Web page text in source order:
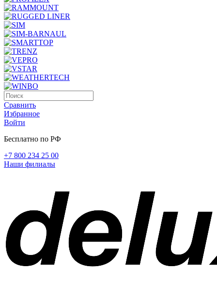
Сравнить
Избранное
Войти
Бесплатно по РФ
+7 800 234 25 00
Наши филиалы